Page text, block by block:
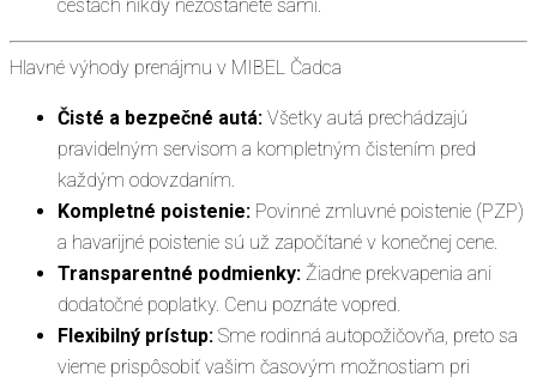
cestách nikdy nezostanete sami.
Hlavné výhody prenájmu v MIBEL Čadca
Čisté a bezpečné autá: Všetky autá prechádzajú
pravidelným servisom a kompletným čistením pred
každým odovzdaním.
Kompletné poistenie: Povinné zmluvné poistenie (PZP)
a havarijné poistenie sú už započítané v konečnej cene.
Transparentné podmienky: Žiadne prekvapenia ani
dodatočné poplatky. Cenu poznáte vopred.
Flexibilný prístup: Sme rodinná autopožičovňa, preto sa
vieme prispôsobiť vašim časovým možnostiam pri